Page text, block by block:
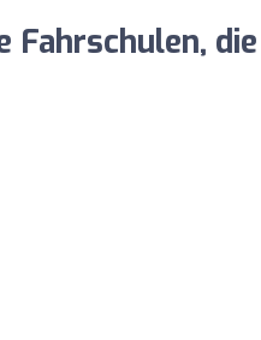
Fahrschulen,